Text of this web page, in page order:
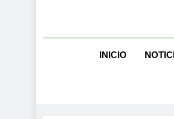
INICIO